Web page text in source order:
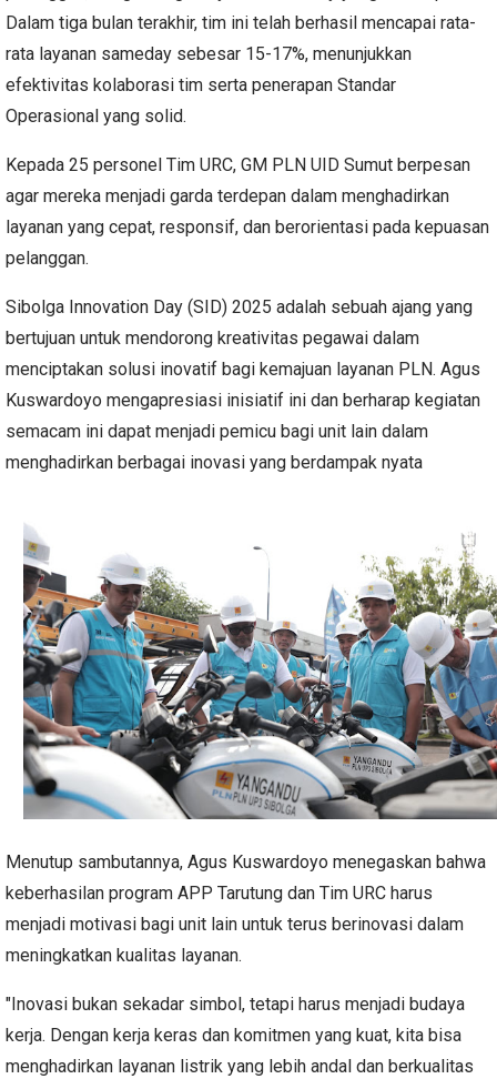
Dalam tiga bulan terakhir, tim ini telah berhasil mencapai rata-
rata layanan sameday sebesar 15-17%, menunjukkan
efektivitas kolaborasi tim serta penerapan Standar
Operasional yang solid.
Kepada 25 personel Tim URC, GM PLN UID Sumut berpesan
agar mereka menjadi garda terdepan dalam menghadirkan
layanan yang cepat, responsif, dan berorientasi pada kepuasan
pelanggan.
Sibolga Innovation Day (SID) 2025 adalah sebuah ajang yang
bertujuan untuk mendorong kreativitas pegawai dalam
menciptakan solusi inovatif bagi kemajuan layanan PLN. Agus
Kuswardoyo mengapresiasi inisiatif ini dan berharap kegiatan
semacam ini dapat menjadi pemicu bagi unit lain dalam
menghadirkan berbagai inovasi yang berdampak nyata
Menutup sambutannya, Agus Kuswardoyo menegaskan bahwa
keberhasilan program APP Tarutung dan Tim URC harus
menjadi motivasi bagi unit lain untuk terus berinovasi dalam
meningkatkan kualitas layanan.
"Inovasi bukan sekadar simbol, tetapi harus menjadi budaya
kerja. Dengan kerja keras dan komitmen yang kuat, kita bisa
menghadirkan layanan listrik yang lebih andal dan berkualitas